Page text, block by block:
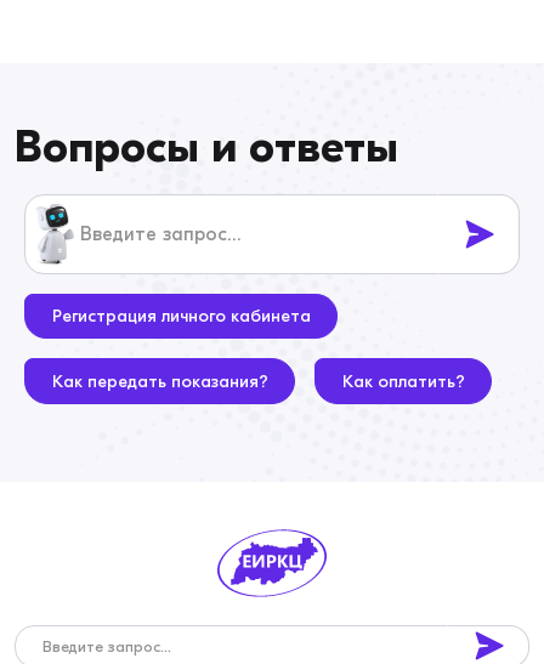
Вопросы и ответы
Регистрация личного кабинета
Как передать показания? Как оплатить?